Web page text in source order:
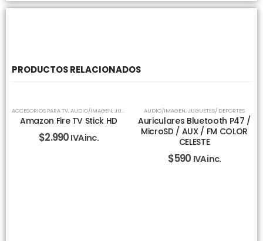
PRODUCTOS RELACIONADOS
ACCESORIOS PARA TV,AUDIO/IMAGEN,JUGUETES/ DEPORTES
Amazon Fire TV Stick HD
$2.990 IVA inc.
AUDIO/IMAGEN,JUGUETES/ DEPORTES
Auriculares Bluetooth P47 /
MicroSD / AUX / FM COLOR
CELESTE
$590 IVA inc.